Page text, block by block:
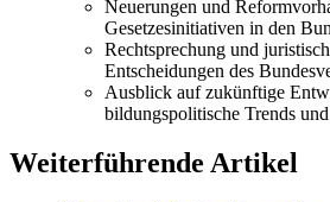
Neuerungen und
Gesetzesinitiativen in den
Rechtsprechung und
Entscheidungen des
Ausblick auf zukünftige
bildungspolitische Trends
Weiterführende Artikel